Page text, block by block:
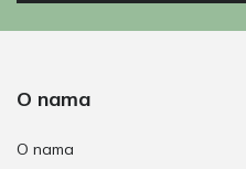
O nama
O nama